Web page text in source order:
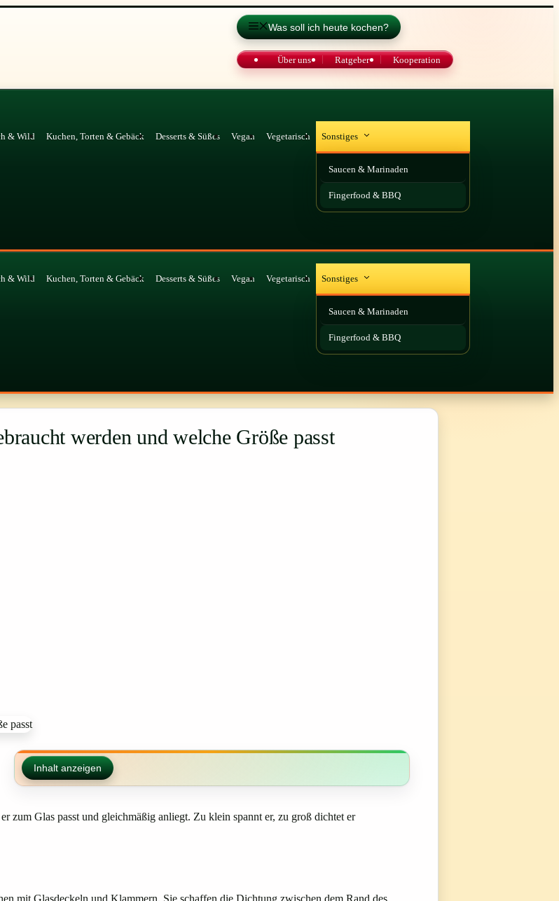
Was soll ich heute kochen?
Über uns Ratgeber Kooperation
& Wild Kuchen, Torten & Gebäck Desserts & Süßes Vegan Vegetarisch Sonstiges
Saucen & Marinaden
Fingerfood & BBQ
& Wild Kuchen, Torten & Gebäck Desserts & Süßes Vegan Vegetarisch Sonstiges
Saucen & Marinaden
Fingerfood & BBQ
werden und welche Größe passt
Inhalt anzeigen
Glas passt und gleichmäßig anliegt. Zu klein spannt er, zu groß dichtet er
mit Glasdeckeln und Klammern. Sie schaffen die Dichtung zwischen dem Rand des